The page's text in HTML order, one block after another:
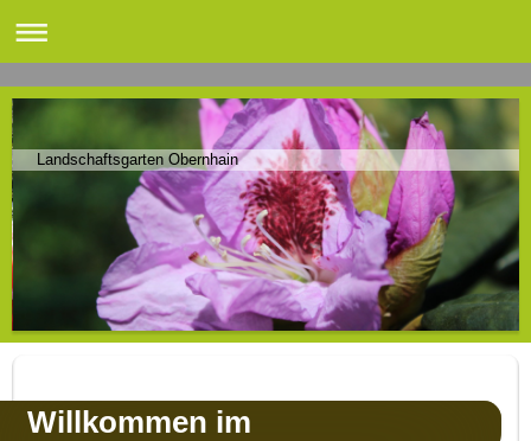
Landschaftsgarten Obernhain
Willkommen im